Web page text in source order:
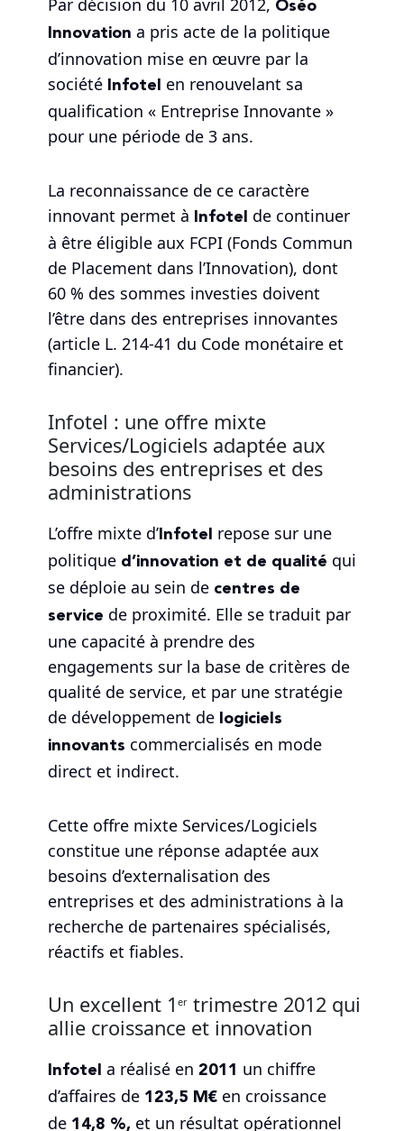
Par décision du 10 avril 2012, Oséo
Innovation a pris acte de la politique
d’innovation mise en œuvre par la
société Infotel en renouvelant sa
qualification « Entreprise Innovante »
pour une période de 3 ans.
La reconnaissance de ce caractère
innovant permet à Infotel de continuer
à être éligible aux FCPI (Fonds Commun
de Placement dans l’Innovation), dont
60 % des sommes investies doivent
l’être dans des entreprises innovantes
(article L. 214-41 du Code monétaire et
financier).
Infotel : une offre mixte
Services/Logiciels adaptée aux
besoins des entreprises et des
administrations
L’offre mixte d’Infotel repose sur une
politique d’innovation et de qualité qui
se déploie au sein de centres de
service de proximité. Elle se traduit par
une capacité à prendre des
engagements sur la base de critères de
qualité de service, et par une stratégie
de développement de logiciels
innovants commercialisés en mode
direct et indirect.
Cette offre mixte Services/Logiciels
constitue une réponse adaptée aux
besoins d’externalisation des
entreprises et des administrations à la
recherche de partenaires spécialisés,
réactifs et fiables.
Un excellent 1 er trimestre 2012 qui
allie croissance et innovation
Infotel a réalisé en 2011 un chiffre
d’affaires de 123,5 M€ en croissance
de 14,8 %, et un résultat opérationnel